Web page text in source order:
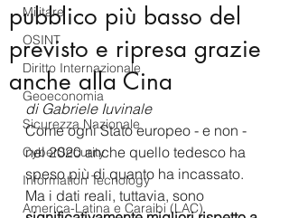
Militare
OSINT
Diritto Internazionale
Geoeconomia
Sicurezza Nazionale
CyberSecurity
Information Tecnology
America-Latina e Caraibi (LAC)
pubblico più basso del
previsto e ripresa grazie
anche alla Cina
di Gabriele Iuvinale
Come ogni Stato europeo - e non -
nel 2020 anche quello tedesco ha
speso più di quanto ha incassato.
Ma i dati reali, tuttavia, sono